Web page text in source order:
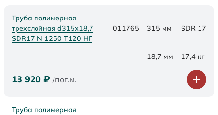
Труба полимерная
трехслойная d315x18,7
SDR17 N 1250 Т120 НГ
011765 315 мм SDR 17
18,7 мм 17,4 кг
13 920 ₽ /пог.м.
Труба полимерная